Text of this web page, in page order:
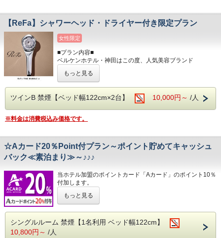
・フロントカウンターにてソーシャルディスタンスのキープ
・客室に消毒剤の設置
・スタッフの検温、マスクの着用
■全米No.1人気のサーター社製ベッドを全室導入！
抱擁感のある寝心地と快適空間をお約束致します！
※当館は全館禁煙となっております。
■室内設備■
全米No.1サータ社製マットレス/Wi-Fi接続無料/バス/シャワ
洗浄機付きトイレ/調整可能な空調設備/液晶TV/ドライヤー/
※客室内には内線(外線)の電話機は設置しておりませんの
で、予めご了承下さい。
■共通案内■
・24時以降にご到着の場合はお手数ですが、事前に到着時
間のご連絡
をお願い致します。
ますので、インター
ホンにてお知らせくださいませ。（開錠にはルームカード
が必要です。）
ます。
・当ホテルは朝食とランドリーサービスを行なっておりませ
【ReFa】シャワーヘッド・ドライヤー付き限定プラン
女性限定
■プラン内容■
ベルケンホテル・神田はこの度、人気美容ブランド
ドライヤーを導入いたしました。
ファインバブルをたっぷりと体験できる「ファインバブル
と手のひらサイズの小型軽量の「ReFa」ビューティードラ
「ReFa」の使い心地を楽しみながら、心身ともにリフレッ
シュできるワンランク
■客室備品■
・「ReFa」ファインバブルUシャワーヘッド
・「ReFa」ビューティードライヤーSE
・ジルスチュアート リラックスバスタイムセット
（シャンプー、コンディショナー、シャワージェル）
・ウルトラファインバブル＆マイクロバブル
※毛穴の奥まで入り込み、汚れを落としながら肌をやわらか
く整えます。
もっと見る
ツインB 禁煙【ベッド幅122cm×2台】 10,000円～ /人
※料金は消費税込み価格です。
☆Aカード20％Point付プラン～ポイント貯めてキャッシュ
バック≪素泊まり≫～♪♪♪
当ホテル加盟のポイントカード「Aカード」のポイント10％
付加します。
■「Aカードとは」■
全国300店舗以上のビジネスホテルで使えるAカード。
ポイントが貯まるとその場で現金キャッシュバックが可能。
もっと見る
シングルルーム 禁煙【1名利用 ベッド幅122cm】
10,800円～ /人